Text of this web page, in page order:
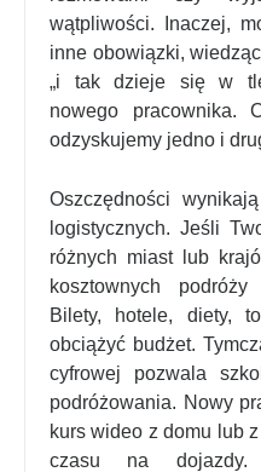
wątpliwości. Inaczej,
inne obowiązki,
„i tak dzieje się w
nowego pracownika.
odzyskujemy jedno i
Oszczędności
logistycznych. Jeśli
różnych miast lub
kosztownych
Bilety, hotele, diety,
obciążyć budżet.
cyfrowej pozwala
podróżowania. Nowy
kurs wideo z domu lub
czasu na